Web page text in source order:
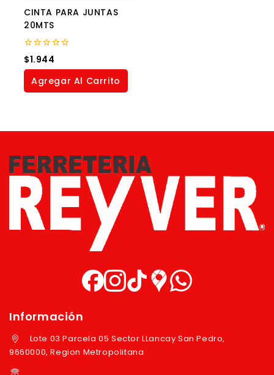
CINTA PARA JUNTAS
20MTS
0
out
of
$1.944
Agregar Al Carrito
Información
Lote 03 Parcela 05 Sector LLancay San Pedro,
9660000, Region Metropolitana